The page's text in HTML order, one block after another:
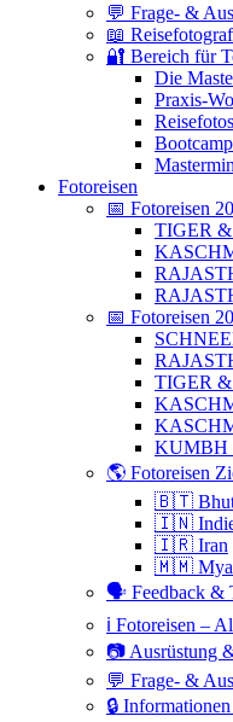
💬 Frage- &
📖
🔐 Bereich für
Die
Praxis-
Fotoreisen
📅 Fotoreisen
TIGER &
📅 Fotoreisen
TIGER
KUMBH
🌎 Fotoreisen
🇧🇹
🇮🇳
🇮🇷 Iran
🇲🇲
🗣 Feedback &
ℹ️ Fotoreisen –
📷 Ausrüstung
💬 Frage- &
🔒